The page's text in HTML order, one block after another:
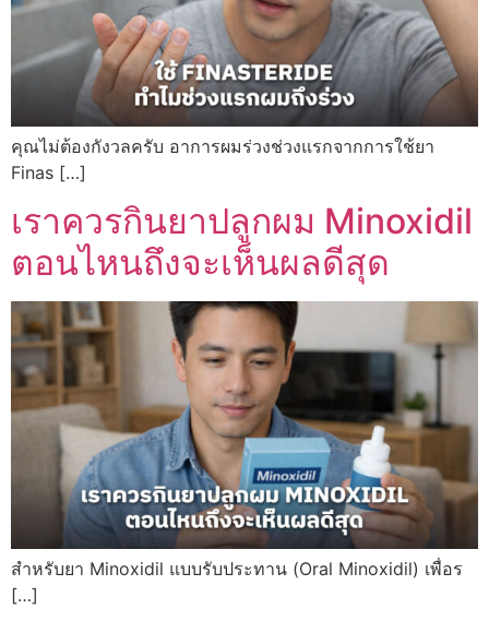
คุณไม่ต้องกังวลครับ อาการผมร่วงช่วงแรกจากการใช้ยา
Finas […]
เราควรกินยาปลูกผม Minoxidil
ตอนไหนถึงจะเห็นผลดีสุด
สำหรับยา Minoxidil แบบรับประทาน (Oral Minoxidil) เพื่อร
[…]